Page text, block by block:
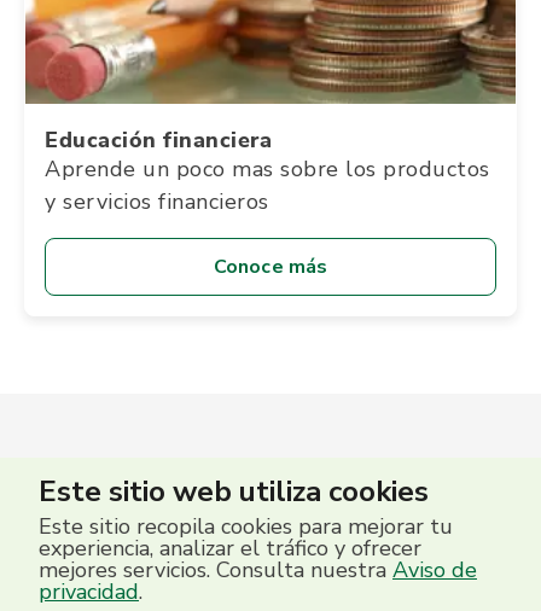
Educación financiera
Aprende un poco mas sobre los productos
y servicios financieros
Conoce más
Este sitio web utiliza cookies
Este sitio recopila cookies para mejorar tu
experiencia, analizar el tráfico y ofrecer
mejores servicios. Consulta nuestra Aviso de
privacidad.